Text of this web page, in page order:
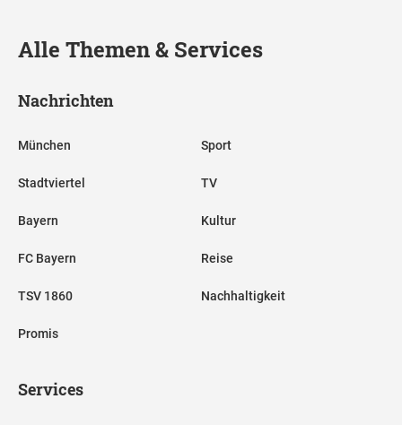
Alle Themen & Services
Nachrichten
München
Stadtviertel
Bayern
FC Bayern
TSV 1860
Promis
Sport
TV
Kultur
Reise
Nachhaltigkeit
Services